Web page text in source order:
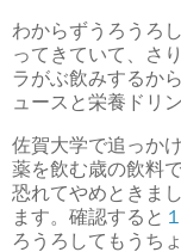
わからずうろうろ
ってきていて、さ
ラがぶ飲みするか
ュースと栄養ドリ
佐賀大学で追っか
薬を飲む歳の飲料
恐れてやめときまし
ます。確認すると
ろうろしてもうち